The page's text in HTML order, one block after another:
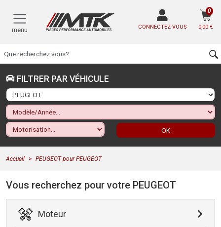
menu CONNECTEZ-VOUS 0,00 €
0
FILTRER PAR VÉHICULE
OK
Accueil PEUGEOT pour PEUGEOT
Vous recherchez pour votre PEUGEOT
Moteur